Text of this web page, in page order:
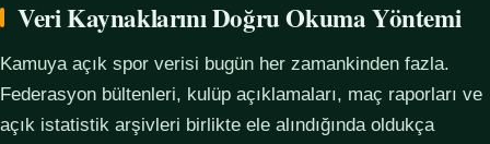
Veri Kaynaklarını Doğru Okuma Yöntemi
Kamuya açık spor verisi bugün her zamankinden fazla.
Federasyon bültenleri, kulüp açıklamaları, maç raporları ve
açık istatistik arşivleri birlikte ele alındığında oldukça